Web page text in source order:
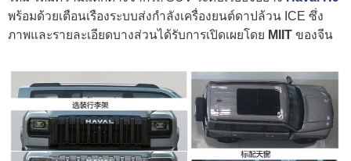
พร้อมด้วยเตือนเรืองระบบส่งกำลังเครื่องยนต์ดาปล้วน ICE ซึ่ง
ภาพและรายละเอียดบางส่วนได้รับการเปิดเผยโดย MIIT ของจีน